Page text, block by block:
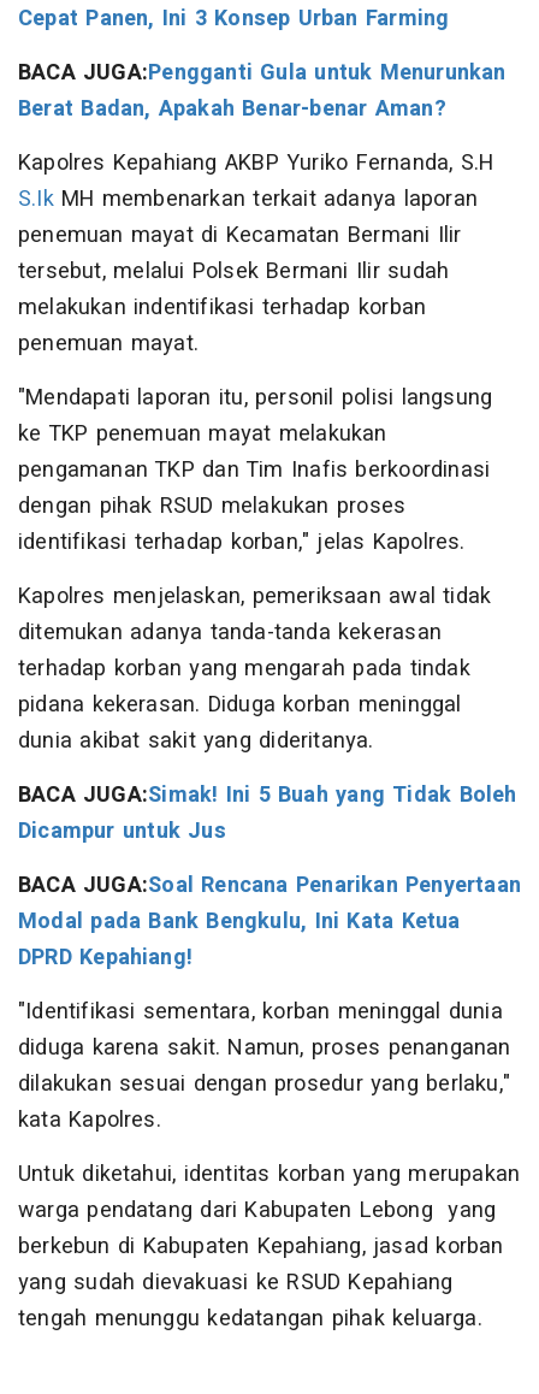
Cepat Panen, Ini 3 Konsep Urban Farming
BACA JUGA:Pengganti Gula untuk Menurunkan
Berat Badan, Apakah Benar-benar Aman?
Kapolres Kepahiang AKBP Yuriko Fernanda, S.H
S.IkMH membenarkan terkait adanya laporan
penemuan mayat di Kecamatan Bermani Ilir
tersebut, melalui Polsek Bermani Ilir sudah
melakukan indentifikasi terhadap korban
penemuan mayat.
"Mendapati laporan itu, personil polisi langsung
ke TKP penemuan mayat melakukan
pengamanan TKP dan Tim Inafis berkoordinasi
dengan pihak RSUD melakukan proses
identifikasi terhadap korban," jelas Kapolres.
Kapolres menjelaskan, pemeriksaan awal tidak
ditemukan adanya tanda-tanda kekerasan
terhadap korban yang mengarah pada tindak
pidana kekerasan. Diduga korban meninggal
dunia akibat sakit yang dideritanya.
BACA JUGA:Simak! Ini 5 Buah yang Tidak Boleh
Dicampur untuk Jus
BACA JUGA:Soal Rencana Penarikan Penyertaan
Modal pada Bank Bengkulu, Ini Kata Ketua
DPRD Kepahiang!
"Identifikasi sementara, korban meninggal dunia
diduga karena sakit. Namun, proses penanganan
dilakukan sesuai dengan prosedur yang berlaku,"
kata Kapolres.
Untuk diketahui, identitas korban yang merupakan
warga pendatang dari Kabupaten Lebong yang
berkebun di Kabupaten Kepahiang, jasad korban
yang sudah dievakuasi ke RSUD Kepahiang
tengah menunggu kedatangan pihak keluarga.